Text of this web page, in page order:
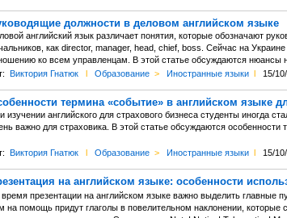
должности в деловом английском языке
английский язык различает понятия, которые обозначают
как director, manager, head, chief, boss. Сейчас на
ко всем управленцам. В этой статье обсуждаются нюансы
Виктория Гнатюк l Образование > Иностранные языки l 15/
термина «событие» в английском языке
изучении английского для страхового бизнеса студенты иногда
важно для страховика. В этой статье обсуждаются особенности
Виктория Гнатюк l Образование > Иностранные языки l 15/
на английском языке: особенности
презентации на английском языке важно выделить главные
на помощь придут глаголы в повелительном наклонении, которые